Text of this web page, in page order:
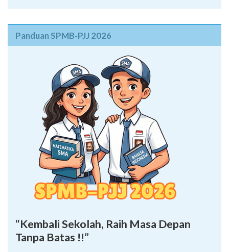
Panduan SPMB-PJJ 2026
“Kembali Sekolah, Raih Masa Depan
Tanpa Batas !!”